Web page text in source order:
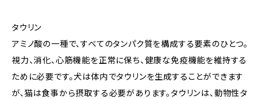
タウリン
アミノ酸の一種で、すべてのタンパク質を構成する要素のひとつ。
視力、消化、心筋機能を正常に保ち、健康な免疫機能を維持する
ために必要です。犬は体内でタウリンを生成することができます
が、猫は食事から摂取する必要があります。タウリンは、動物性タ